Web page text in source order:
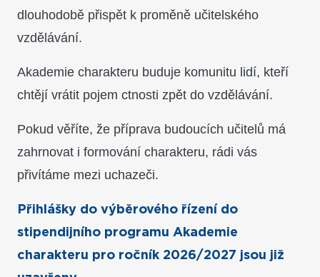
dlouhodobě přispět k proměně učitelského
vzdělávání.
Akademie charakteru buduje komunitu lidí, kteří
chtějí vrátit pojem ctnosti zpět do vzdělávání.
Pokud věříte, že příprava budoucích učitelů má
zahrnovat i formování charakteru, rádi vás
přivítáme mezi uchazeči.
Přihlášky do výběrového řízení do
stipendijního programu Akademie
charakteru pro ročník 2026/2027 jsou již